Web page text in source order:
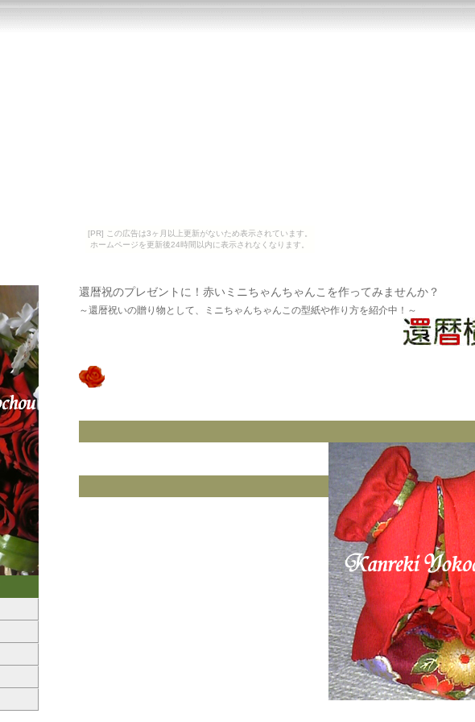
[PR] この広告は3ヶ月以上更新がないため表示されています。
ホームページを更新後24時間以内に表示されなくなります。
還暦祝のプレゼントに！赤いミニちゃんちゃんこを作ってみませんか？
～還暦祝いの贈り物として、ミニちゃんちゃんこの型紙や作り方を紹介中！～